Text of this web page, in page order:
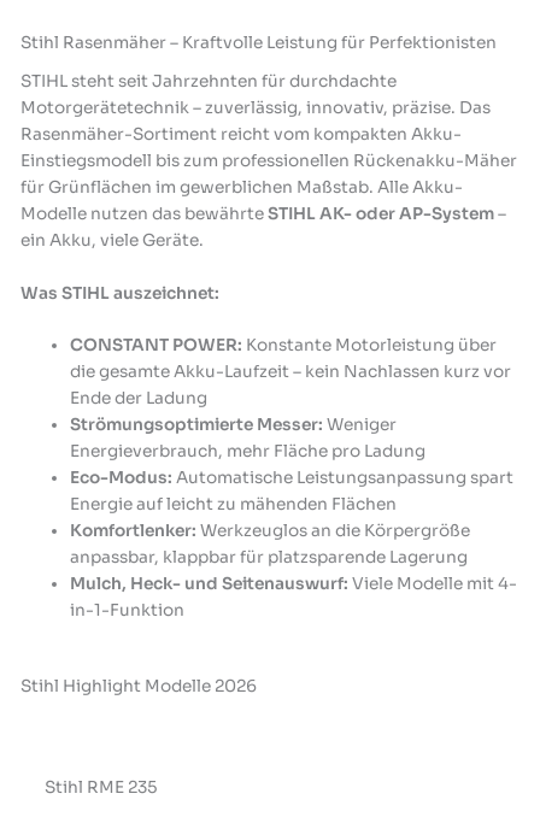
Stihl Rasenmäher – Kraftvolle Leistung für Perfektionisten
STIHL steht seit Jahrzehnten für durchdachte
Motorgerätetechnik – zuverlässig, innovativ, präzise. Das
Rasenmäher-Sortiment reicht vom kompakten Akku-
Einstiegsmodell bis zum professionellen Rückenakku-Mäher
für Grünflächen im gewerblichen Maßstab. Alle Akku-
Modelle nutzen das bewährteSTIHL AK- oder AP-System–
ein Akku, viele Geräte.
Was STIHL auszeichnet:
CONSTANT POWER: Konstante Motorleistung über
die gesamte Akku-Laufzeit – kein Nachlassen kurz vor
Ende der Ladung
Strömungsoptimierte Messer: Weniger
Energieverbrauch, mehr Fläche pro Ladung
Eco-Modus: Automatische Leistungsanpassung spart
Energie auf leicht zu mähenden Flächen
Komfortlenker: Werkzeuglos an die Körpergröße
anpassbar, klappbar für platzsparende Lagerung
Mulch, Heck- und Seitenauswurf: Viele Modelle mit 4-
in-1-Funktion
Stihl Highlight Modelle 2026
Stihl RME 235